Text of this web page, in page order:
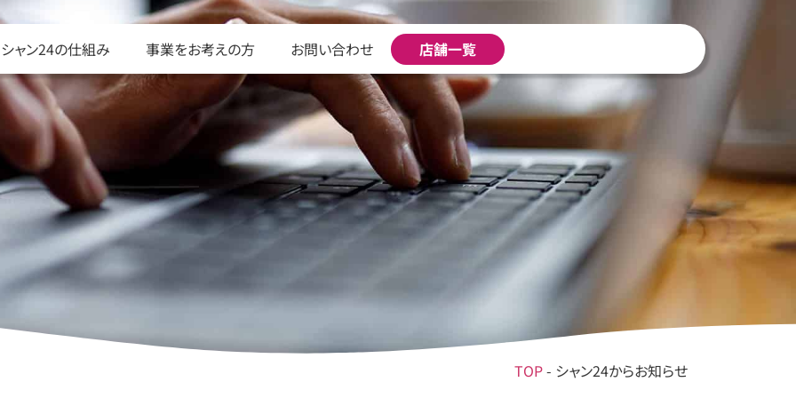
シャン24の仕組み 事業をお考えの方 お問い合わせ 店舗一覧
TOP- シャン24からお知らせ